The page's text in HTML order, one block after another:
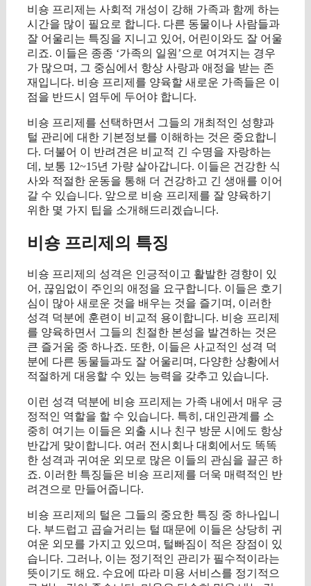
비숑 프리제는 사회적 개성이 강해 가족과 함께 하는
시간을 많이 필요로 합니다. 다른 동물이나 사람들과
잘 어울리는 특징을 지니고 있어, 어린이와도 잘 어울
리죠. 이들은 종종 ‘가족의 일원’으로 여겨지는 경우
가 많으며, 그 중심에서 항상 사랑과 애정을 받는 존
재입니다. 비숑 프리제를 양육할 새로운 가족들은 이
점을 반드시 염두에 두어야 합니다.
비숑 프리제를 선택하면서 그들의 개최적인 성향과
털 관리에 대한 기본정보를 이해하는 것은 중요합니
다. 더불어 이 반려견은 비교적 긴 수명을 자랑하는
데, 보통 12~15년 가량 살아갑니다. 이들은 건강한 식
사와 적절한 운동을 통해 더 건강하고 긴 생애를 이어
갈 수 있습니다. 앞으로 비숑 프리제를 잘 양육하기
위한 몇 가지 팁을 소개해드리겠습니다.
비숑 프리제의 특징
비숑 프리제의 성격은 인긍적이고 활발한 경향이 있
어, 끊임없이 주인의 애정을 요구합니다. 이들은 호기
심이 많아 새로운 것을 배우는 것을 즐기며, 이러한
성격 덕분에 훈련이 비교적 용이합니다. 비숑 프리제
를 양육하면서 그들의 친절한 본성을 발견하는 것은
큰 즐거움 중 하나죠. 또한, 이들은 사교적인 성격 덕
분에 다른 동물들과도 잘 어울리며, 다양한 상황에서
적절하게 대응할 수 있는 능력을 갖추고 있습니다.
이런 성격 덕분에 비숑 프리제는 가족 내에서 매우 긍
정적인 역할을 할 수 있습니다. 특히, 대인관계를 소
중히 여기는 이들은 외출 시나 친구 방문 시에도 항상
반갑게 맞이합니다. 여러 전시회나 대회에서도 똑똑
한 성격과 귀여운 외모로 많은 이들의 관심을 끌곤 하
죠. 이러한 특징들은 비숑 프리제를 더욱 매력적인 반
려견으로 만들어줍니다.
비숑 프리제의 털은 그들의 중요한 특징 중 하나입니
다. 부드럽고 곱슬거리는 털 때문에 이들은 상당히 귀
여운 외모를 가지고 있으며, 털빠짐이 적은 장점이 있
습니다. 그러나, 이는 정기적인 관리가 필수적이라는
뜻이기도 해요. 수요에 따라 미용 서비스를 정기적으